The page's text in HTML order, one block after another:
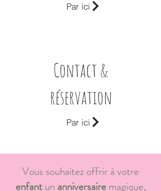
Par ici
Par ici
Contact &
réservation
Vous souhaitez offrir à votre
enfantun anniversairemagique,